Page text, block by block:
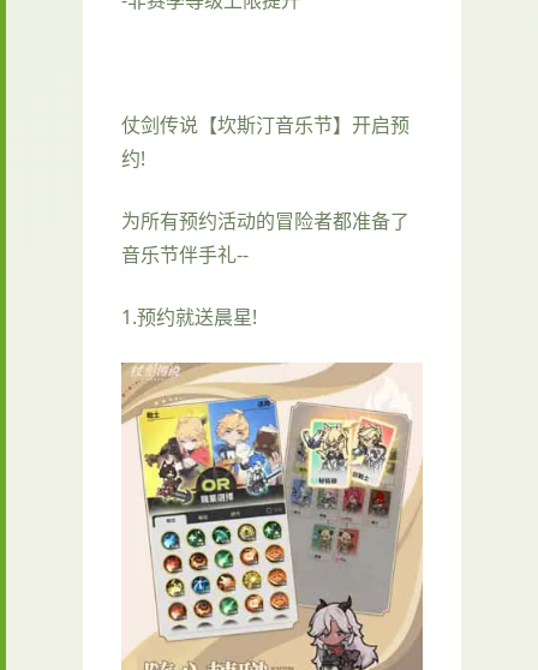
仗剑传说【坎斯汀音乐节】开启预
约!
为所有预约活动的冒险者都准备了
音乐节伴手礼--
1.预约就送晨星!